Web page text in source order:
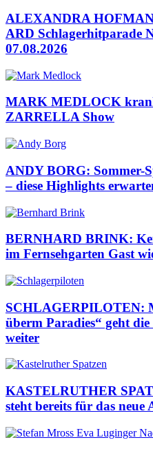
ALEXANDRA
ARD Schlagerhitparade
07.08.2026
MARK MEDLOCK
ZARRELLA Show
ANDY BORG: Sommer-
– diese Highlights
BERNHARD BRINK:
im Fernsehgarten Gast
SCHLAGERPILOTEN:
überm Paradies“ geht
weiter
KASTELRUTHER
steht bereits für das